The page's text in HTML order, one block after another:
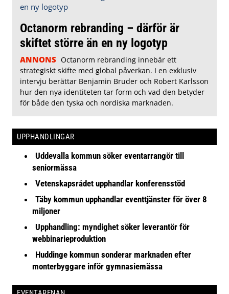
Octanorm rebranding – därför är
skiftet större än en ny logotyp
ANNONS Octanorm rebranding innebär ett
strategiskt skifte med global påverkan. I en exklusiv
intervju berättar Benjamin Bruder och Robert Karlsson
hur den nya identiteten tar form och vad den betyder
för både den tyska och nordiska marknaden.
UPPHANDLINGAR
Uddevalla kommun söker eventarrangör till
seniormässa
Vetenskapsrådet upphandlar konferensstöd
Täby kommun upphandlar eventtjänster för över 8
miljoner
Upphandling: myndighet söker leverantör för
webbinarieproduktion
Huddinge kommun sonderar marknaden efter
monterbyggare inför gymnasiemässa